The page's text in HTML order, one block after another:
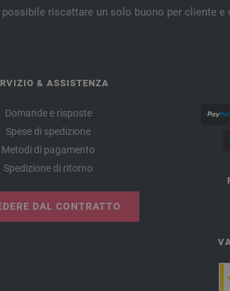
riscattare un solo buono per cliente e
& ASSISTENZA
Domande e risposte
Spese di spedizione
Metodi di pagamento
Spedizione di ritorno
DAL CONTRATTO